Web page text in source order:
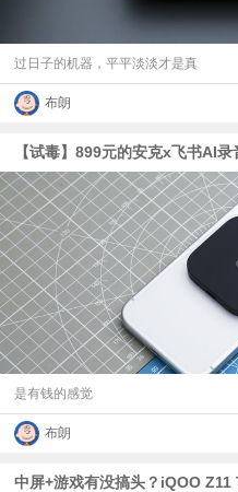
过日子的机器，平平淡淡才是真
布朗
是有钱的感觉
布朗